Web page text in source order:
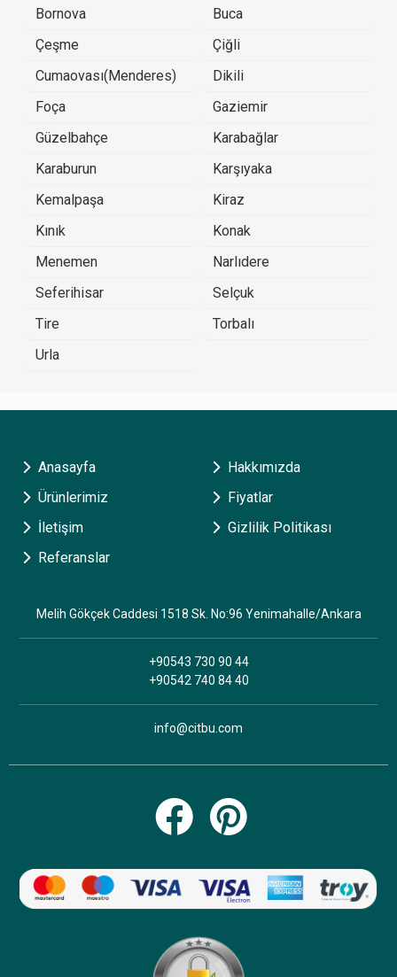
Bornova
Buca
Çeşme
Çiğli
Cumaovası(Menderes)
Dikili
Foça
Gaziemir
Güzelbahçe
Karabağlar
Karaburun
Karşıyaka
Kemalpaşa
Kiraz
Kınık
Konak
Menemen
Narlıdere
Seferihisar
Selçuk
Tire
Torbalı
Urla
Anasayfa
Hakkımızda
Ürünlerimiz
Fiyatlar
İletişim
Gizlilik Politikası
Referanslar
Melih Gökçek Caddesi 1518 Sk. No:96 Yenimahalle/Ankara
+90543 730 90 44
+90542 740 84 40
info@citbu.com